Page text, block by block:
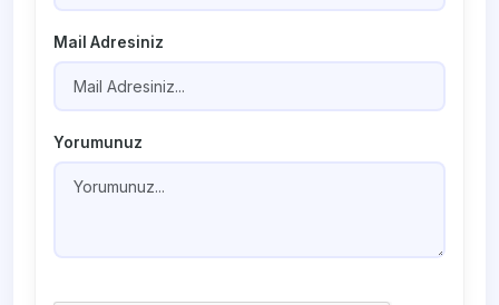
Mail Adresiniz
Yorumunuz